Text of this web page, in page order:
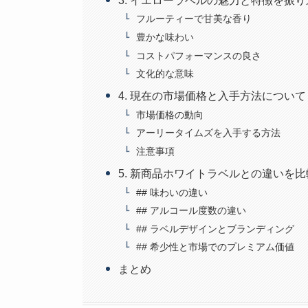
フルーティーで甘美な香り
豊かな味わい
コストパフォーマンスの良さ
文化的な意味
4. 現在の市場価格と入手方法について
市場価格の動向
アーリータイムズを入手する方法
注意事項
5. 新商品ホワイトラベルとの違いを比
## 味わいの違い
## アルコール度数の違い
## ラベルデザインとブランディング
## 希少性と市場でのプレミアム価値
まとめ